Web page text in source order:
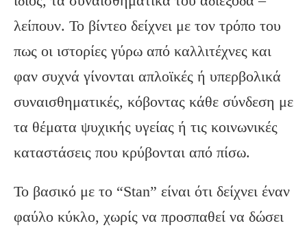
λείπουν. Το βίντεο δείχνει με τον τρόπο του
πως οι ιστορίες γύρω από καλλιτέχνες και
φαν συχνά γίνονται απλοϊκές ή υπερβολικά
συναισθηματικές, κόβοντας κάθε σύνδεση με
τα θέματα ψυχικής υγείας ή τις κοινωνικές
καταστάσεις που κρύβονται από πίσω.
Το βασικό με το “Stan” είναι ότι δείχνει έναν
φαύλο κύκλο, χωρίς να προσπαθεί να δώσει